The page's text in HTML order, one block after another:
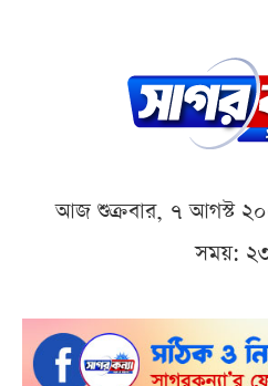
আজ শুক্রবার, ৭ আগস্ট
সময়: